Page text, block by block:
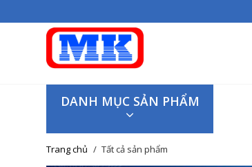
DANH MỤC SẢN PHẨM
Trang chủ Tất cả sản phẩm